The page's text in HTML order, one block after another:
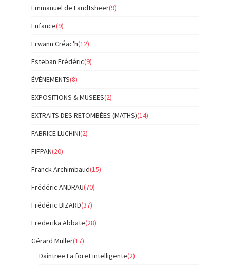
Emmanuel de Landtsheer(9)
Enfance(9)
Erwann Créac'h(12)
Esteban Frédéric(9)
ÉVÉNEMENTS(8)
EXPOSITIONS & MUSEES(2)
EXTRAITS DES RETOMBÉES (MATHS)(14)
FABRICE LUCHINI(2)
FIFPAN(20)
Franck Archimbaud(15)
Frédéric ANDRAU(70)
Frédéric BIZARD(37)
Frederika Abbate(28)
Gérard Muller(17)
Daintree La foret intelligente(2)